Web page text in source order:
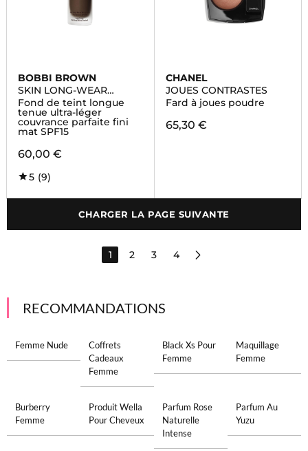
BOBBI BROWN
SKIN LONG-WEAR
WEIGHTLESS
FOUNDATION
Fond de teint longue
tenue ultra-léger
couvrance parfaite fini
mat SPF15
60,00 €
5 (9)
CHANEL
JOUES CONTRASTES
Fard à joues poudre
65,30 €
CHARGER LA PAGE SUIVANTE
1 2 3 4
RECOMMANDATIONS
Femme Nude
Coffrets
Cadeaux
Femme
Black Xs Pour
Femme
Maquillage
Femme
Burberry
Femme
Produit Wella
Pour Cheveux
Parfum Rose
Naturelle
Intense
Parfum Au
Yuzu